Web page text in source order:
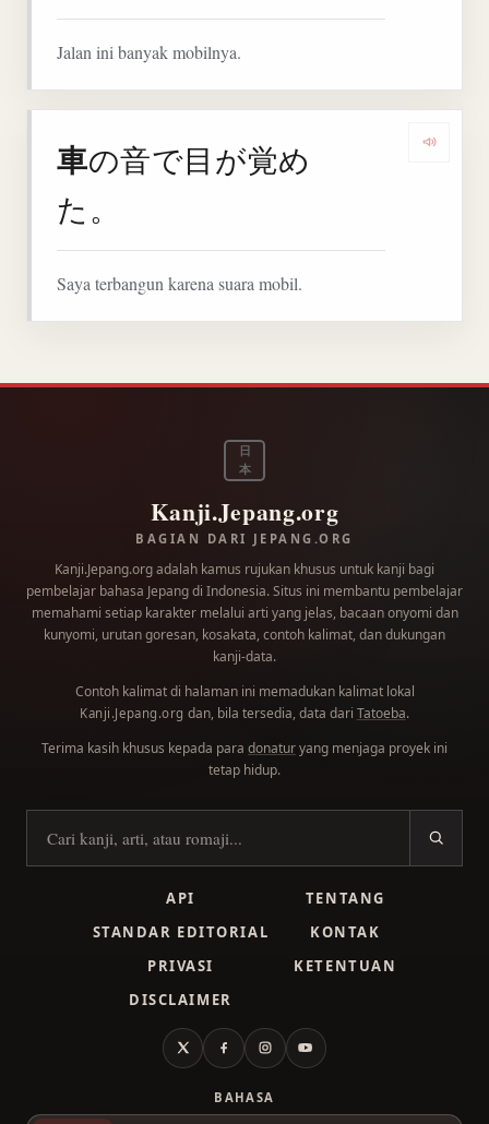
Jalan ini banyak mobilnya.
車の音で目が覚め
た。
Saya terbangun karena suara mobil.
日
本
Kanji.Jepang.org
BAGIAN DARI JEPANG.ORG
Kanji.Jepang.org adalah kamus rujukan khusus untuk kanji bagi
pembelajar bahasa Jepang di Indonesia. Situs ini membantu pembelajar
memahami setiap karakter melalui arti yang jelas, bacaan onyomi dan
kunyomi, urutan goresan, kosakata, contoh kalimat, dan dukungan
kanji-data.
Contoh kalimat di halaman ini memadukan kalimat lokal
Kanji.Jepang.org dan, bila tersedia, data dari Tatoeba.
Terima kasih khusus kepada para donaturyang menjaga proyek ini
tetap hidup.
Cari kanji
API
TENTANG
STANDAR EDITORIAL
KONTAK
PRIVASI
KETENTUAN
DISCLAIMER
X FacebookInstagramYouTube
BAHASA